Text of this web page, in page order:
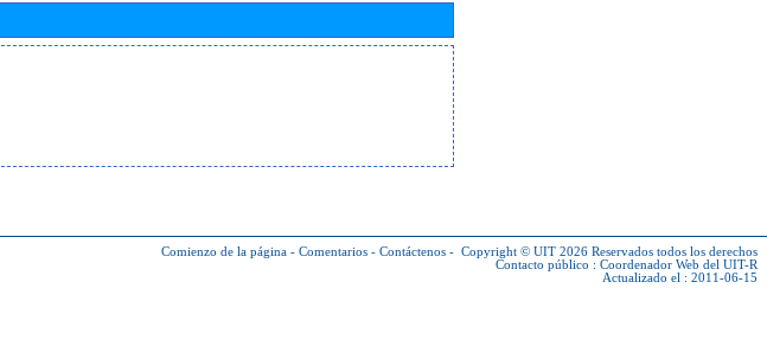
Comienzo de la página - Comentarios - Contáctenos - Copyright © UIT 2026 Reservados todos los derechos
Contacto público : Coordenador Web del UIT-R
Actualizado el : 2011-06-15